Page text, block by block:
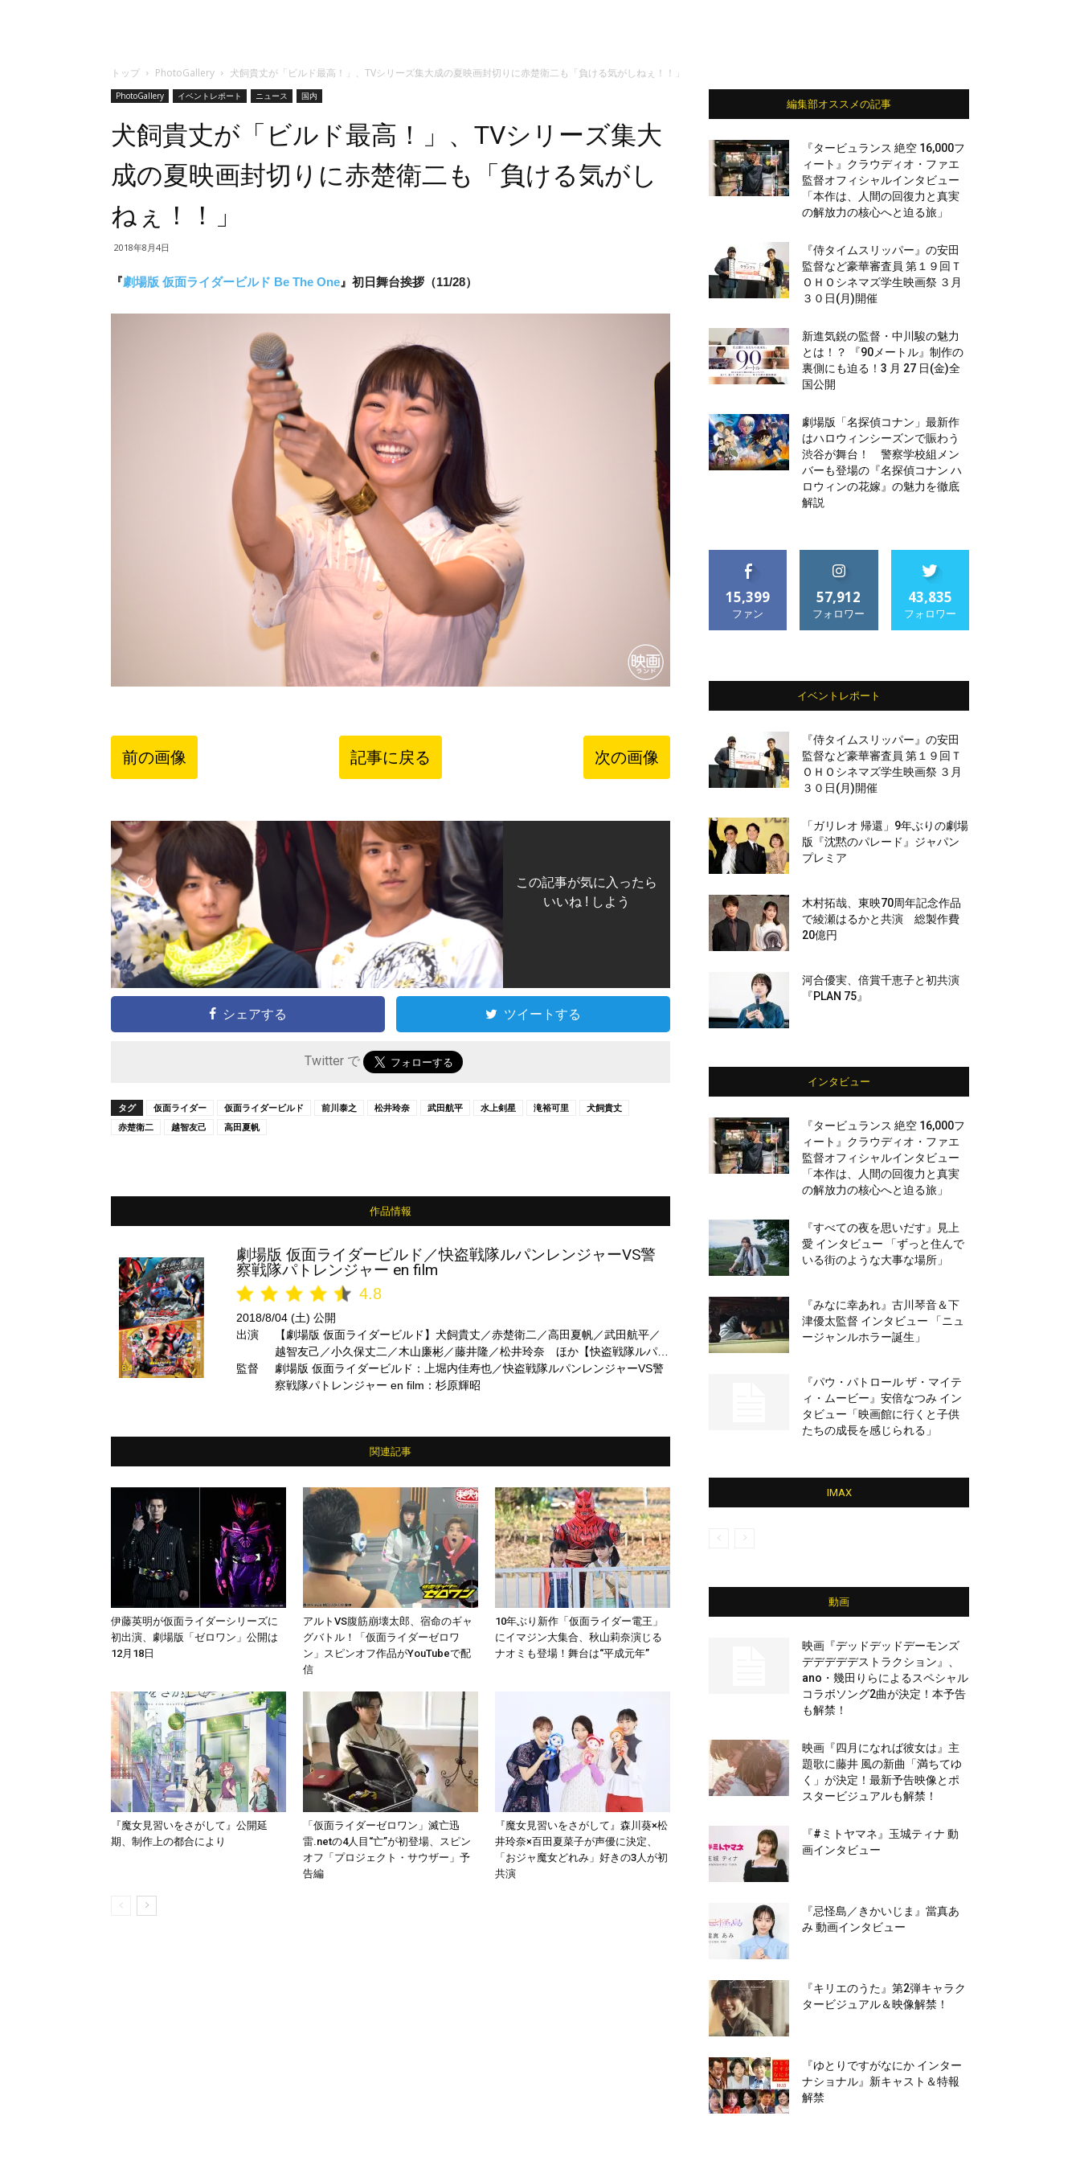
トップ PhotoGallery 犬飼貴丈が「ビルド最高！」、TVシリーズ集大成の夏映画封切りに赤楚衛二も「負ける気がしねぇ！！」
PhotoGallery イベントレポート ニュース 国内
犬飼貴丈が「ビルド最高！」、TVシリーズ集大
成の夏映画封切りに赤楚衛二も「負ける気がし
ねぇ！！」
2018年8月4日
『劇場版 仮面ライダービルド Be The One 』初日舞台挨拶（11/28）
前の画像 記事に戻る 次の画像
この記事が気に入ったら
いいね ! しよう
シェアする ツイートする
Twitter で
タグ 仮面ライダー 仮面ライダービルド 前川泰之 松井玲奈 武田航平 水上剣星 滝裕可里
犬飼貴丈
赤楚衛二
越智友己 高田夏帆
作品情報
劇場版 仮面ライダービルド／快盗戦隊ルパンレンジャーVS警
察戦隊パトレンジャー en film
4.8
2018/8/04 (土) 公開
出演
【劇場版 仮面ライダービルド】犬飼貴丈／赤楚衛二／高田夏帆／武田航平／
越智友己／小久保丈二／木山廉彬／藤井隆／松井玲奈 ほか【快盗戦隊ルパン
レンジャーVS警察戦隊パトレンジャー en film】伊藤あさひ／結木滉星／濱正
悟／横山涼／工藤遥／奥山かずさ ほか
監督
劇場版 仮面ライダービルド：上堀内佳寿也／快盗戦隊ルパンレンジャーVS警
察戦隊パトレンジャー en film：杉原輝昭
関連記事
伊藤英明が仮面ライダーシリーズに
初出演、劇場版「ゼロワン」公開は
12月18日
アルトVS腹筋崩壊太郎、宿命のギャ
グバトル！「仮面ライダーゼロワ
ン」スピンオフ作品がYouTubeで配
信
10年ぶり新作「仮面ライダー電王」
にイマジン大集合、秋山莉奈演じる
ナオミも登場！舞台は“平成元年”
『魔女見習いをさがして』公開延
期、制作上の都合により
「仮面ライダーゼロワン」滅亡迅
雷.netの4人目“亡”が初登場、スピン
オフ「プロジェクト・サウザー」予
告編
『魔女見習いをさがして』森川葵×松
井玲奈×百田夏菜子が声優に決定、
「おジャ魔女どれみ」好きの3人が初
共演
編集部オススメの記事
『タービュランス 絶空 16,000フ
ィート』クラウディオ・ファエ
監督オフィシャルインタビュー
「本作は、人間の回復力と真実
の解放力の核心へと迫る旅」
『侍タイムスリッパー』の安田
監督など豪華審査員 第１９回Ｔ
ＯＨＯシネマズ学生映画祭 ３月
３０日(月)開催
新進気鋭の監督・中川駿の魅力
とは！？ 『90メートル』制作の
裏側にも迫る！3 月 27 日(金)全
国公開
劇場版「名探偵コナン」最新作
はハロウィンシーズンで賑わう
渋谷が舞台！ 警察学校組メン
バーも登場の『名探偵コナン ハ
ロウィンの花嫁』の魅力を徹底
解説
15,399
ファン
57,912
フォロワー
43,835
フォロワー
イベントレポート
『侍タイムスリッパー』の安田
監督など豪華審査員 第１９回Ｔ
ＯＨＯシネマズ学生映画祭 ３月
３０日(月)開催
「ガリレオ 帰還」9年ぶりの劇場
版『沈黙のパレード』ジャパン
プレミア
木村拓哉、東映70周年記念作品
で綾瀬はるかと共演 総製作費
20億円
河合優実、倍賞千恵子と初共演
『PLAN 75』
インタビュー
『タービュランス 絶空 16,000フ
ィート』クラウディオ・ファエ
監督オフィシャルインタビュー
「本作は、人間の回復力と真実
の解放力の核心へと迫る旅」
『すべての夜を思いだす』見上
愛 インタビュー 「ずっと住んで
いる街のような大事な場所」
『みなに幸あれ』古川琴音＆下
津優太監督 インタビュー 「ニュ
ージャンルホラー誕生」
『パウ・パトロール ザ・マイテ
ィ・ムービー』安倍なつみ イン
タビュー「映画館に行くと子供
たちの成長を感じられる」
IMAX
動画
映画『デッドデッドデーモンズ
デデデデデストラクション』、
ano・幾田りらによるスペシャル
コラボソング2曲が決定！本予告
も解禁！
映画『四月になれば彼女は』主
題歌に藤井 風の新曲「満ちてゆ
く」が決定！最新予告映像とポ
スタービジュアルも解禁！
『#ミトヤマネ』玉城ティナ 動
画インタビュー
『忌怪島／きかいじま』當真あ
み 動画インタビュー
『キリエのうた』第2弾キャラク
タービジュアル＆映像解禁！
『ゆとりですがなにか インター
ナショナル』新キャスト＆特報
解禁